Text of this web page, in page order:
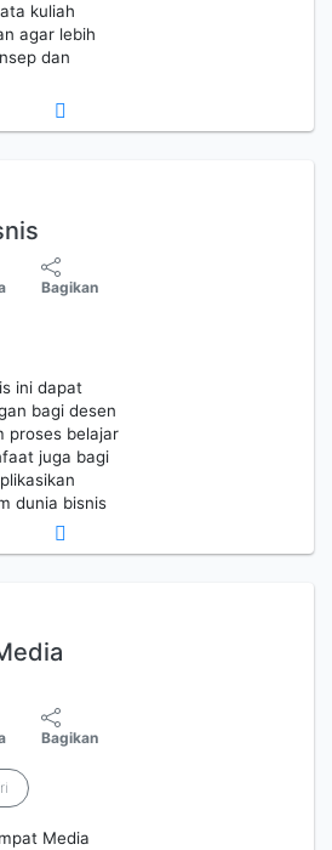
kuliah
agar lebih
dan
Bagikan
ini dapat
bagi desen
proses belajar
juga bagi
dunia bisnis
Bagikan
Media